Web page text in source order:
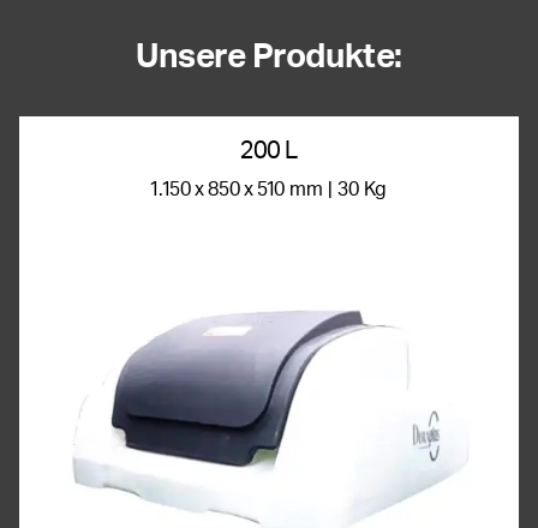
Unsere Produkte:
200 L
1.150 x 850 x 510 mm | 30 Kg